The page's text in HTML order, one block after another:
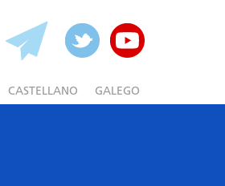
CASTELLANO GALEGO